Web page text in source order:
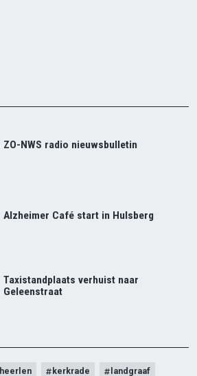
ZO-NWS radio nieuwsbulletin
Alzheimer Café start in Hulsberg
Taxistandplaats verhuist naar
Geleenstraat
heerlen kerkrade landgraaf